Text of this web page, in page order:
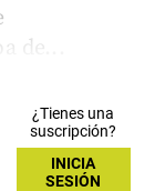
de...
¿Tienes una
suscripción?
INICIA
SESIÓN